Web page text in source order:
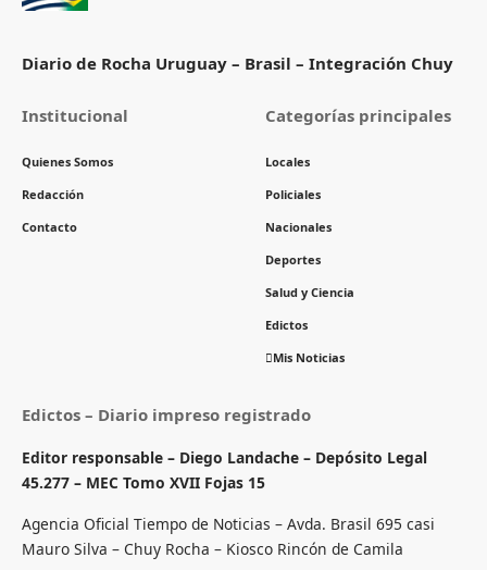
Diario de Rocha Uruguay – Brasil – Integración Chuy
Institucional
Quienes Somos
Redacción
Contacto
Categorías principales
Locales
Policiales
Nacionales
Deportes
Salud y Ciencia
Edictos
Mis Noticias
Edictos – Diario impreso registrado
Editor responsable – Diego Landache – Depósito Legal
45.277 – MEC Tomo XVII Fojas 15
Agencia Oficial Tiempo de Noticias – Avda. Brasil 695 casi
Mauro Silva – Chuy Rocha – Kiosco Rincón de Camila